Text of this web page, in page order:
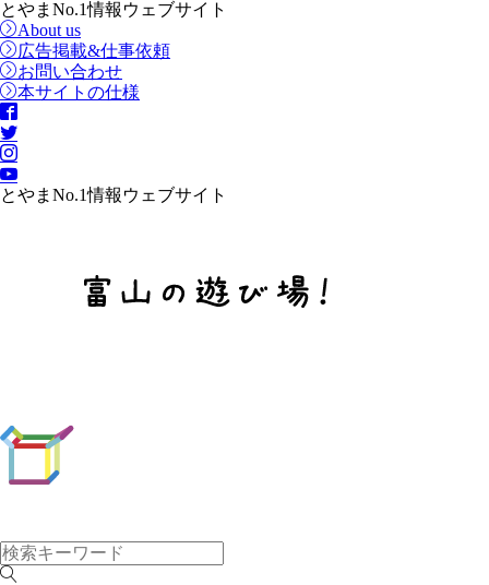
とやまNo.1情報ウェブサイト
About us
広告掲載&仕事依頼
お問い合わせ
本サイトの仕様
とやまNo.1情報ウェブサイト